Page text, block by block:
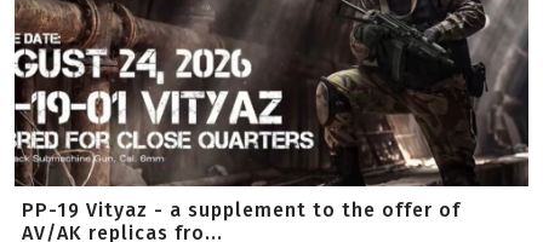
PP-19 Vityaz - a supplement to the offer of
AV/AK replicas fro...